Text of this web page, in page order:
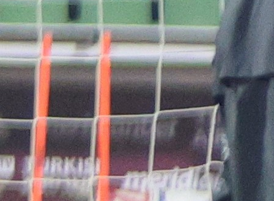
Teren je dimenzija 103 x 67 m, a kvalitet umjetne
je po najvišim FIFA standardima (FIFA Quality /
Quality PRO).